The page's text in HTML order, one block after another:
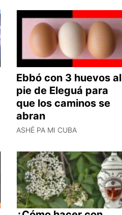
Ebbó con 3 huevos al
pie de Eleguá para
que los caminos se
abran
ASHÉ PA MI CUBA